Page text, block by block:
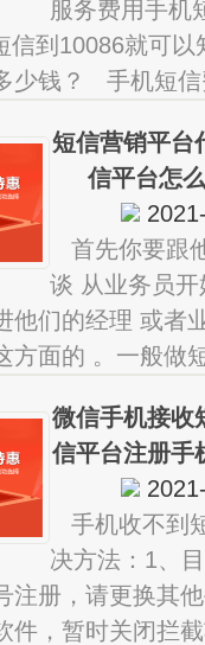
服务费用手机
到10086就可
少钱？ 手机短
短信营销平台
信平台怎
首先你要跟
谈 从业务员
他们的经理 或者
方面的 。一般做
问哪个公
微信手机接收
信平台注册手
验证码
手机收不到
决方法：1、
注册，请更换其
件，暂时关闭拦